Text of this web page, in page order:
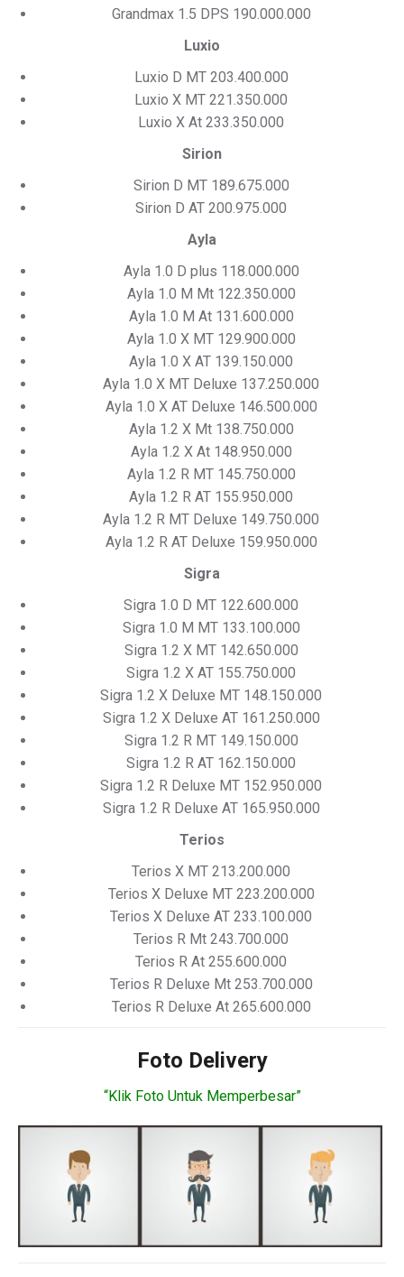
Grandmax 1.5 DPS 190.000.000
Luxio
Luxio D MT 203.400.000
Luxio X MT 221.350.000
Luxio X At 233.350.000
Sirion
Sirion D MT 189.675.000
Sirion D AT 200.975.000
Ayla
Ayla 1.0 D plus 118.000.000
Ayla 1.0 M Mt 122.350.000
Ayla 1.0 M At 131.600.000
Ayla 1.0 X MT 129.900.000
Ayla 1.0 X AT 139.150.000
Ayla 1.0 X MT Deluxe 137.250.000
Ayla 1.0 X AT Deluxe 146.500.000
Ayla 1.2 X Mt 138.750.000
Ayla 1.2 X At 148.950.000
Ayla 1.2 R MT 145.750.000
Ayla 1.2 R AT 155.950.000
Ayla 1.2 R MT Deluxe 149.750.000
Ayla 1.2 R AT Deluxe 159.950.000
Sigra
Sigra 1.0 D MT 122.600.000
Sigra 1.0 M MT 133.100.000
Sigra 1.2 X MT 142.650.000
Sigra 1.2 X AT 155.750.000
Sigra 1.2 X Deluxe MT 148.150.000
Sigra 1.2 X Deluxe AT 161.250.000
Sigra 1.2 R MT 149.150.000
Sigra 1.2 R AT 162.150.000
Sigra 1.2 R Deluxe MT 152.950.000
Sigra 1.2 R Deluxe AT 165.950.000
Terios
Terios X MT 213.200.000
Terios X Deluxe MT 223.200.000
Terios X Deluxe AT 233.100.000
Terios R Mt 243.700.000
Terios R At 255.600.000
Terios R Deluxe Mt 253.700.000
Terios R Deluxe At 265.600.000
Foto Delivery
“Klik Foto Untuk Memperbesar”